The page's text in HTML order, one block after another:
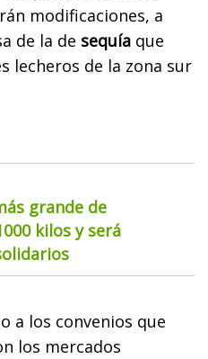
modificaciones, a
de la de sequía que
lecheros de la zona sur
grande de
kilos y será
a los convenios que
los mercados